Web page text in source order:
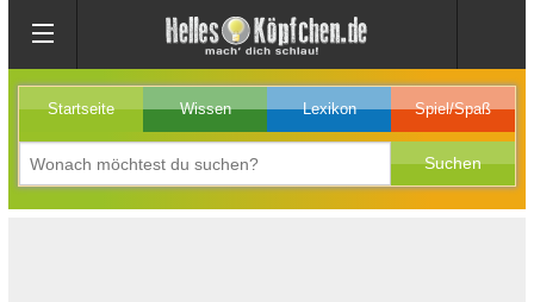
Startseite Wissen Lexikon Spiel/Spaß